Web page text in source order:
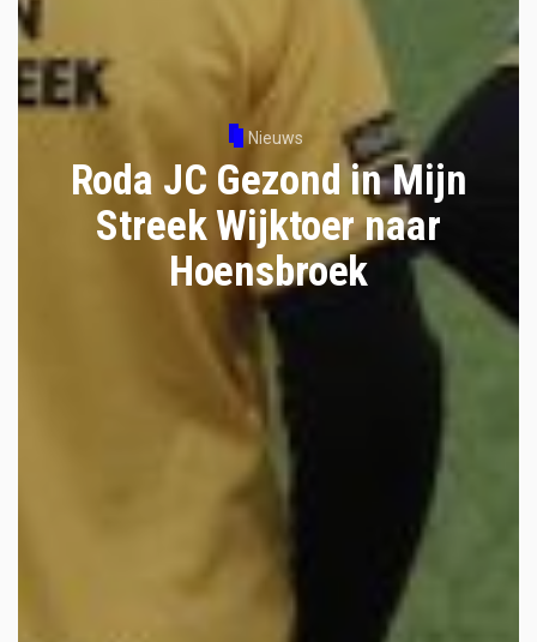
Nieuws
Roda JC Gezond in Mijn
Streek Wijktoer naar
Hoensbroek